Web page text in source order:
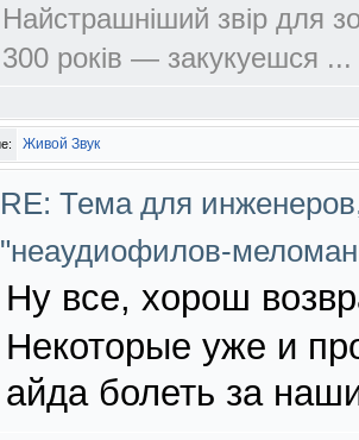
Найстрашнiший звiр для
300 рокiв — закукуешся ...
Живой Звук
RE: Тема для
"неаудиофилов-
Ну все, хорош
Некоторые уже и
айда болеть за